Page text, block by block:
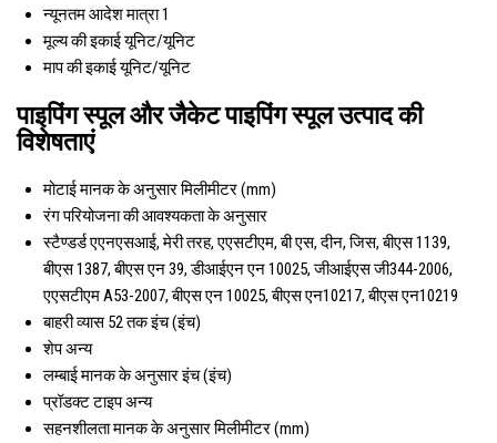
न्यूनतम आदेश मात्रा1
मूल्य की इकाईयूनिट/यूनिट
माप की इकाईयूनिट/यूनिट
पाइपिंग स्पूल और जैकेट पाइपिंग स्पूल उत्पाद की
विशेषताएं
मोटाईमानक के अनुसार मिलीमीटर (mm)
रंगपरियोजना की आवश्यकता के अनुसार
स्टैण्डर्डएएनएसआई, मेरी तरह, एएसटीएम, बी एस, दीन, जिस, बीएस 1139,
बीएस 1387, बीएस एन 39, डीआईएन एन 10025, जीआईएस जी344-2006,
एएसटीएम A53-2007, बीएस एन 10025, बीएस एन10217, बीएस एन10219
बाहरी व्यास 52 तक इंच (इंच)
शेपअन्य
लम्बाईमानक के अनुसार इंच (इंच)
प्रॉडक्ट टाइपअन्य
सहनशीलतामानक के अनुसार मिलीमीटर (mm)